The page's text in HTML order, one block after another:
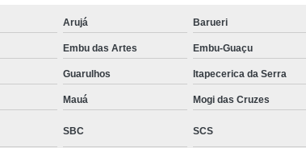
Tratamento de Feridas Enfermagem
Tratamento de Feridas
Tratamento de Feridas
Tratamento de Feridas Enfermagem em Sorocaba
Tratamento para Cicatrização de Feridas
Arujá Barueri
Embu das Artes Embu-Guaçu
Guarulhos Itapecerica da Serra
Mauá Mogi das Cruzes
SBC SCS